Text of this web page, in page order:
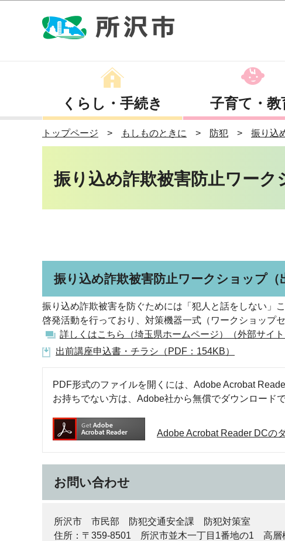
くらし・手続き 子育て・教
トップページ もしものときに 防犯 振り込
振り込め詐欺被害防止ワーク
振り込め詐欺被害防止ワークショップ（
振り込め詐欺被害を防ぐためには「犯人と話をしない」
啓発活動を行っており、対策機器一式（ワークショップ
詳しくはこちら（埼玉県ホームページ）（外部サイト
出前講座申込書・チラシ（PDF：154KB）
PDF形式のファイルを開くには、Adobe Acrobat
お持ちでない方は、Adobe社から無償でダウンロードで
Adobe Acrobat Reader DCの
お問い合わせ
所沢市 市民部 防犯交通安全課 防犯対策室
住所：〒359-8501 所沢市並木一丁目1番地の1 高層